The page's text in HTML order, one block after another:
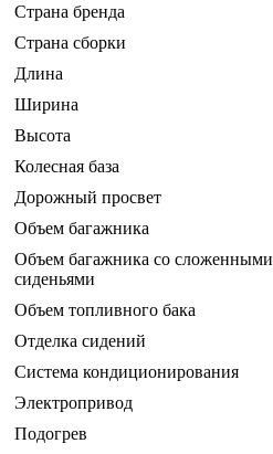
Страна бренда
Страна сборки
Длина
Ширина
Высота
Колесная база
Дорожный просвет
Объем багажника
Объем багажника со сложенными
сиденьями
Объем топливного бака
Отделка сидений
Система кондиционирования
Электропривод
Подогрев